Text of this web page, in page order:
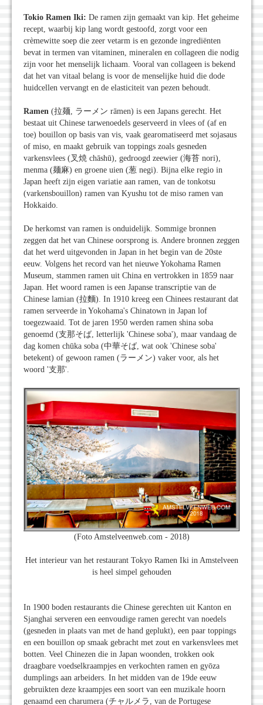
Tokio Ramen Iki: De ramen zijn gemaakt van kip. Het geheime
recept, waarbij kip lang wordt gestoofd, zorgt voor een
crèmewitte soep die zeer vetarm is en gezonde ingrediënten
bevat in termen van vitaminen, mineralen en collageen die nodig
zijn voor het menselijk lichaam. Vooral van collageen is bekend
dat het van vitaal belang is voor de menselijke huid die dode
huidcellen vervangt en de elasticiteit van pezen behoudt.
Ramen (拉麺, ラーメン rāmen) is een Japans gerecht. Het
bestaat uit Chinese tarwenoedels geserveerd in vlees of (af en
toe) bouillon op basis van vis, vaak gearomatiseerd met sojasaus
of miso, en maakt gebruik van toppings zoals gesneden
varkensvlees (叉焼 chāshū), gedroogd zeewier (海苔 nori),
menma (麺麻) en groene uien (葱 negi). Bijna elke regio in
Japan heeft zijn eigen variatie aan ramen, van de tonkotsu
(varkensbouillon) ramen van Kyushu tot de miso ramen van
Hokkaido.
De herkomst van ramen is onduidelijk. Sommige bronnen
zeggen dat het van Chinese oorsprong is. Andere bronnen zeggen
dat het werd uitgevonden in Japan in het begin van de 20ste
eeuw. Volgens het record van het nieuwe Yokohama Ramen
Museum, stammen ramen uit China en vertrokken in 1859 naar
Japan. Het woord ramen is een Japanse transcriptie van de
Chinese lamian (拉麵). In 1910 kreeg een Chinees restaurant dat
ramen serveerde in Yokohama's Chinatown in Japan lof
toegezwaaid. Tot de jaren 1950 werden ramen shina soba
genoemd (支那そば, letterlijk 'Chinese soba'), maar vandaag de
dag komen chūka soba (中華そば, wat ook 'Chinese soba'
betekent) of gewoon ramen (ラーメン) vaker voor, als het
woord '支那'.
(Foto Amstelveenweb.com - 2018)
Het interieur van het restaurant Tokyo Ramen Iki in Amstelveen
is heel simpel gehouden
In 1900 boden restaurants die Chinese gerechten uit Kanton en
Sjanghai serveren een eenvoudige ramen gerecht van noedels
(gesneden in plaats van met de hand geplukt), een paar toppings
en een bouillon op smaak gebracht met zout en varkensvlees met
botten. Veel Chinezen die in Japan woonden, trokken ook
draagbare voedselkraampjes en verkochten ramen en gyōza
dumplings aan arbeiders. In het midden van de 19de eeuw
gebruikten deze kraampjes een soort van een muzikale hoorn
genaamd een charumera (チャルメラ, van de Portugese